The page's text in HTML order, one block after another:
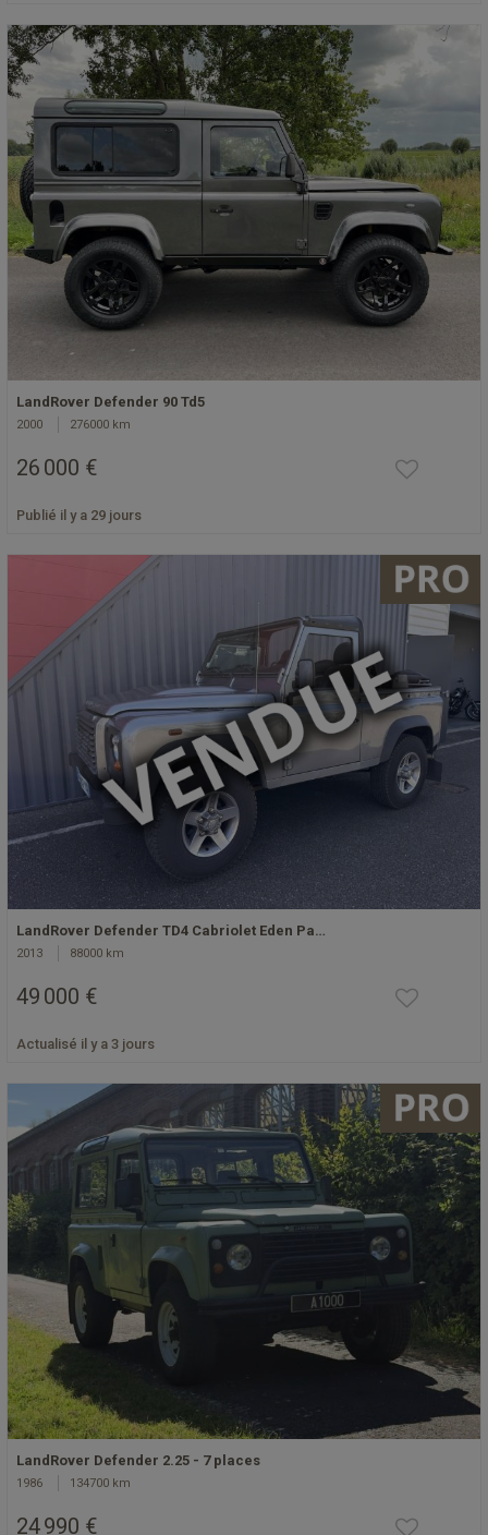
LandRover Defender 90 Td5
2000 276000 km
26 000 €
Publié il y a 29 jours
LandRover Defender TD4 Cabriolet Eden Pa…
2013 88000 km
49 000 €
Actualisé il y a 3 jours
LandRover Defender 2.25 - 7 places
1986 134700 km
24 990 €